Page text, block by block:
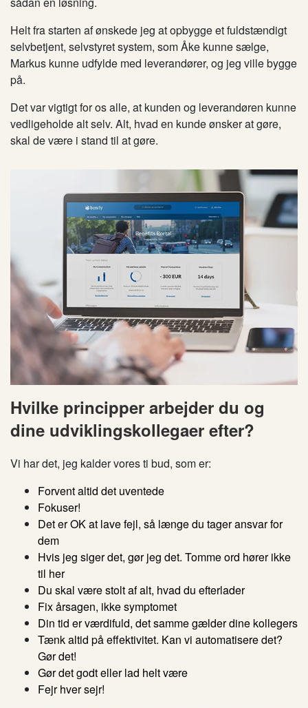
Helt fra starten af ønskede jeg at opbygge et fuldstændigt
selvbetjent, selvstyret system, som Åke kunne sælge,
Markus kunne udfylde med leverandører, og jeg ville bygge
på.
Det var vigtigt for os alle, at kunden og leverandøren kunne
vedligeholde alt selv. Alt, hvad en kunde ønsker at gøre,
skal de være i stand til at gøre.
Hvilke principper arbejder du og
dine udviklingskollegaer efter?
Vi har det, jeg kalder vores ti bud, som er:
Forvent altid det uventede
Fokuser!
Det er OK at lave fejl, så længe du tager ansvar for
dem
Hvis jeg siger det, gør jeg det. Tomme ord hører ikke
til her
Du skal være stolt af alt, hvad du efterlader
Fix årsagen, ikke symptomet
Din tid er værdifuld, det samme gælder dine kollegers
Tænk altid på effektivitet. Kan vi automatisere det?
Gør det!
Gør det godt eller lad helt være
Fejr hver sejr!